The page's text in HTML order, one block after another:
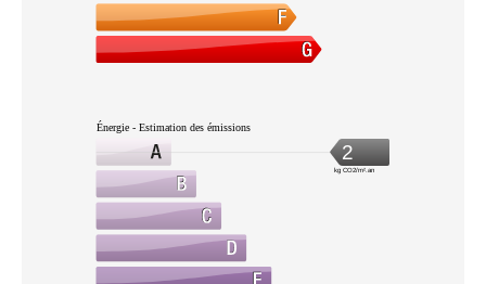
Énergie - Estimation des émissions
2
kg CO2/m².an